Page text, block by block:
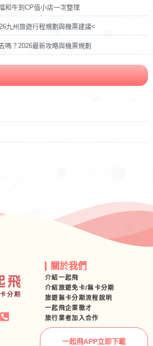
和牛到CP值小店一次整理
九州旅遊行程規劃與機票建議<
嗎？2026最新攻略與機票規劃
關於我們
介紹一起飛
介紹旅遊免卡/無卡分期
旅遊無卡分期流程說明
一起飛企業徵才
旅行業者加入合作
一起飛APP立即下載